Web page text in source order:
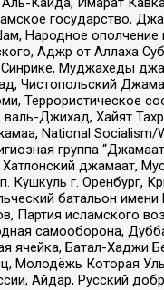
государство,
Народное ополчение
Аджр от Аллаха
Муджахеды
Чистопольский
Террористическое
валь-Джихад, Хайят
National Socialism/
группа
Хатлонский джамаат,
Кушкуль г. Оренбург,
батальон
Партия исламского
самооборона,
ячейка, Батал-Хаджи
Молодёжь Которая
Айдар, Русский